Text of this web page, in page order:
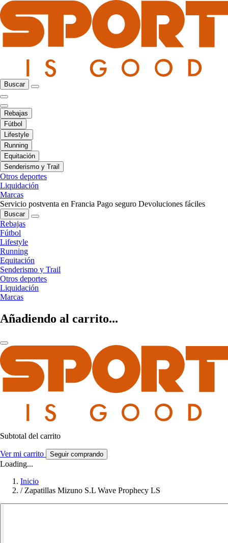
Buscar
Rebajas
Fútbol
Lifestyle
Running
Equitación
Senderismo y Trail
Otros deportes
Liquidación
Marcas
Servicio postventa en Francia Pago seguro Devoluciones fáciles
Buscar
Rebajas
Fútbol
Lifestyle
Running
Equitación
Senderismo y Trail
Otros deportes
Liquidación
Marcas
Añadiendo al carrito...
Subtotal del carrito
Ver mi carrito Seguir comprando
Loading...
Inicio
/ Zapatillas Mizuno S.L Wave Prophecy LS